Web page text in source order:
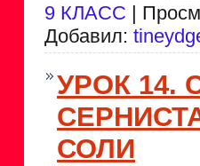
9 КЛАСС |
Добавил:
УРОК 14.
СОЛИ